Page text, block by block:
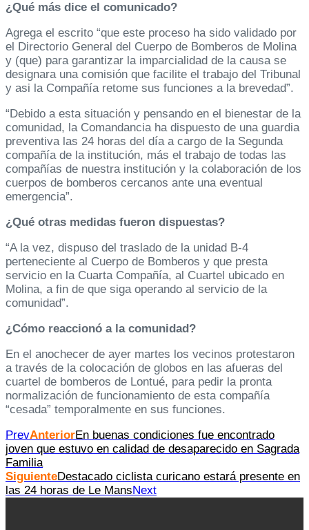
¿Qué más dice el comunicado?
Agrega el escrito “que este proceso ha sido validado por
el Directorio General del Cuerpo de Bomberos de Molina
y (que) para garantizar la imparcialidad de la causa se
designara una comisión que facilite el trabajo del Tribunal
y asi la Compañía retome sus funciones a la brevedad”.
“Debido a esta situación y pensando en el bienestar de la
comunidad, la Comandancia ha dispuesto de una guardia
preventiva las 24 horas del día a cargo de la Segunda
compañía de la institución, más el trabajo de todas las
compañías de nuestra institución y la colaboración de los
cuerpos de bomberos cercanos ante una eventual
emergencia”.
¿Qué otras medidas fueron dispuestas?
“A la vez, dispuso del traslado de la unidad B-4
perteneciente al Cuerpo de Bomberos y que presta
servicio en la Cuarta Compañía, al Cuartel ubicado en
Molina, a fin de que siga operando al servicio de la
comunidad”.
¿Cómo reaccionó a la comunidad?
En el anochecer de ayer martes los vecinos protestaron
a través de la colocación de globos en las afueras del
cuartel de bomberos de Lontué, para pedir la pronta
normalización de funcionamiento de esta compañía
“cesada” temporalmente en sus funciones.
PrevAnteriorEn buenas condiciones fue encontrado
joven que estuvo en calidad de desaparecido en Sagrada
Familia
SiguienteDestacado ciclista curicano estará presente en
las 24 horas de Le MansNext